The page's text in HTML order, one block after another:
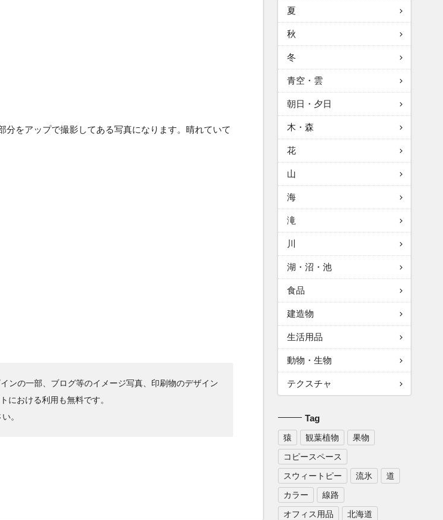
をアップで撮影してある写真になります。晴れていて
ンの一部、ブログ等のイメージ写真、印刷物のデザイン
における利用も無料です。
。
夏
秋
冬
青空・雲
朝日・夕日
木・森
花
山
海
滝
川
湖・沼・池
食品
建造物
生活用品
動物・生物
テクスチャ
Tag
猿 観葉植物
果物
コピースペース
スウィートピー
流氷
道
カラー
線路
オフィス用品
北海道